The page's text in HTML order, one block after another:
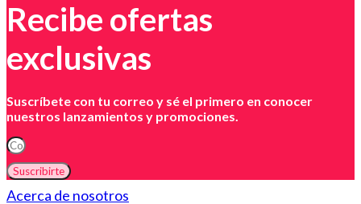
Recibe ofertas
exclusivas
Suscríbete con tu correo y sé el primero en conocer
nuestros lanzamientos y promociones.
Suscribirte
Acerca de nosotros